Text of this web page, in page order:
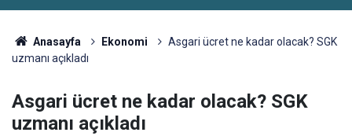
Anasayfa Ekonomi
Asgari ücret ne kadar olacak? SGK
uzmanı açıkladı
Asgari ücret ne kadar olacak? SGK
uzmanı açıkladı